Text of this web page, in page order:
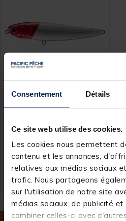
Consentement Détails
Ce site web utilise des cookies.
Les cookies nous permettent
contenu et les annonces,
relatives aux médias sociaux
trafic. Nous partageons
sur l'utilisation de notre site
médias sociaux, de publicité
combiner celles-ci avec
LUNA BAIT
Leurre De Surface Luna
Price reduced from
16,99 €to
10,00 € Ajouter
Expédition sous 24 h